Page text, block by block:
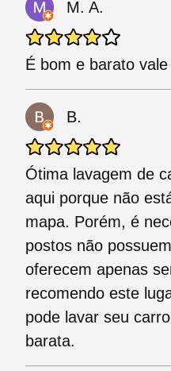
M. A.
É bom e barato
B.
Ótima lavagem de
aqui porque não
mapa. Porém, é
postos não
oferecem apenas
recomendo este
pode lavar seu
barata.